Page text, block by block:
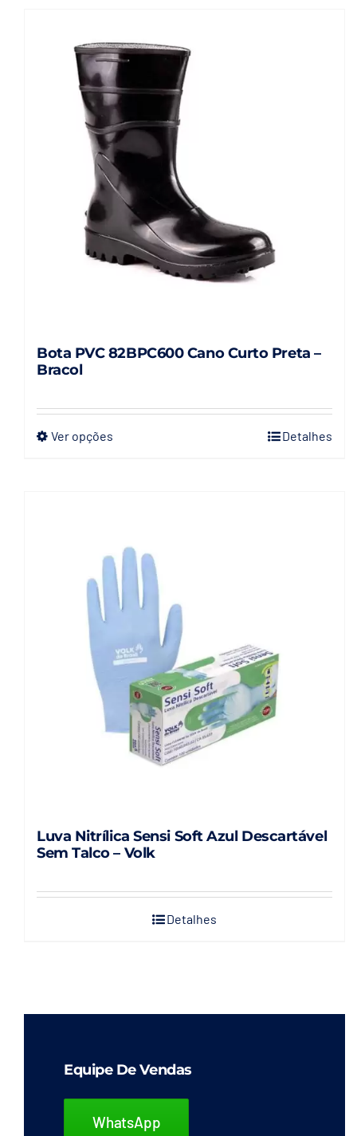
Bota PVC 82BPC600 Cano Curto Preta –
Bracol
Ver opçõesEste
As
opções
podem
escolhidas
página
produto
Detalhes
Luva Nitrílica Sensi Soft Azul Descartável
Sem Talco – Volk
Detalhes
Equipe De Vendas
WhatsApp